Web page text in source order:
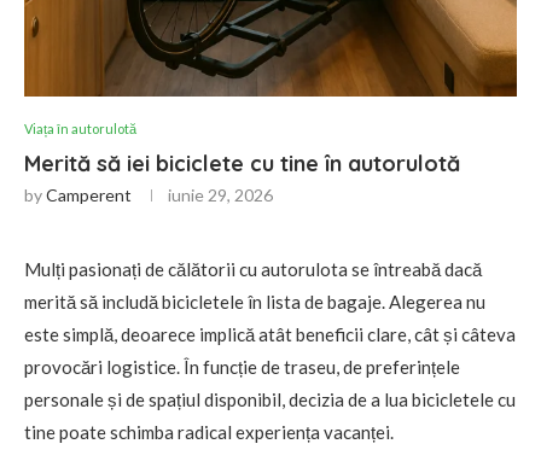
Viața în autorulotă
Merită să iei biciclete cu tine în autorulotă
byCamperent iunie 29, 2026
Mulți pasionați de călătorii cu autorulota se întreabă dacă
merită să includă bicicletele în lista de bagaje. Alegerea nu
este simplă, deoarece implică atât beneficii clare, cât și câteva
provocări logistice. În funcție de traseu, de preferințele
personale și de spațiul disponibil, decizia de a lua bicicletele cu
tine poate schimba radical experiența vacanței.